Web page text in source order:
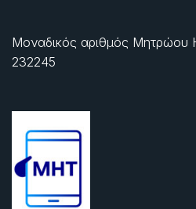
Μοναδικός αριθμός Μητρώου
232245